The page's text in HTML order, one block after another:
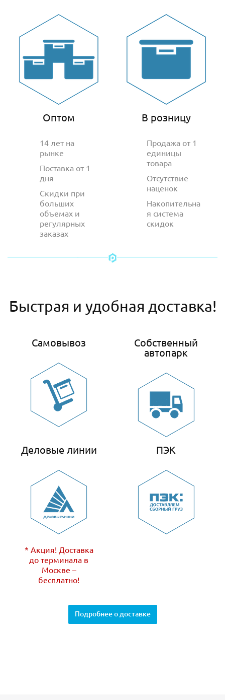
Оптом
14 лет на
рынке
Поставка от 1
дня
Скидки при
больших
объемах и
регулярных
заказах
В розницу
Продажа от 1
единицы
товара
Отсутствие
наценок
Накопительна
я система
скидок
Быстрая и удобная доставка!
Самовывоз
Собственный
автопарк
Деловые линии
* Акция! Доставка
до терминала в
Москве –
бесплатно!
ПЭК
Подробнее о доставке